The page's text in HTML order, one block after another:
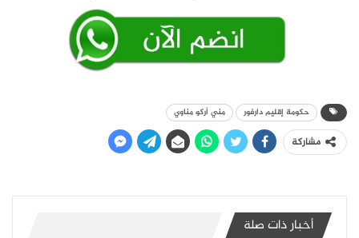
حكومة إقليم دارفور مني أركو مناوي
مشاركة
أخبار ذات صلة